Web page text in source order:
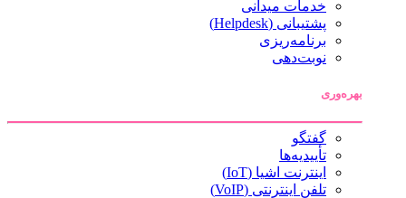
خدمات میدانی
پشتیبانی (Helpdesk)
برنامه‌ریزی
نوبت‌دهی
بهره‌وری
گفتگو
تأییدیه‌ها
اینترنت اشیا (IoT)
تلفن اینترنتی (VoIP)